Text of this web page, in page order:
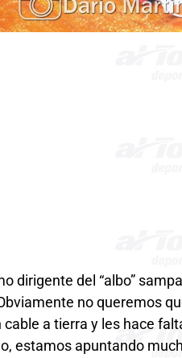
dirigente del “albo”
no queremos
a tierra y les hace
estamos apuntando